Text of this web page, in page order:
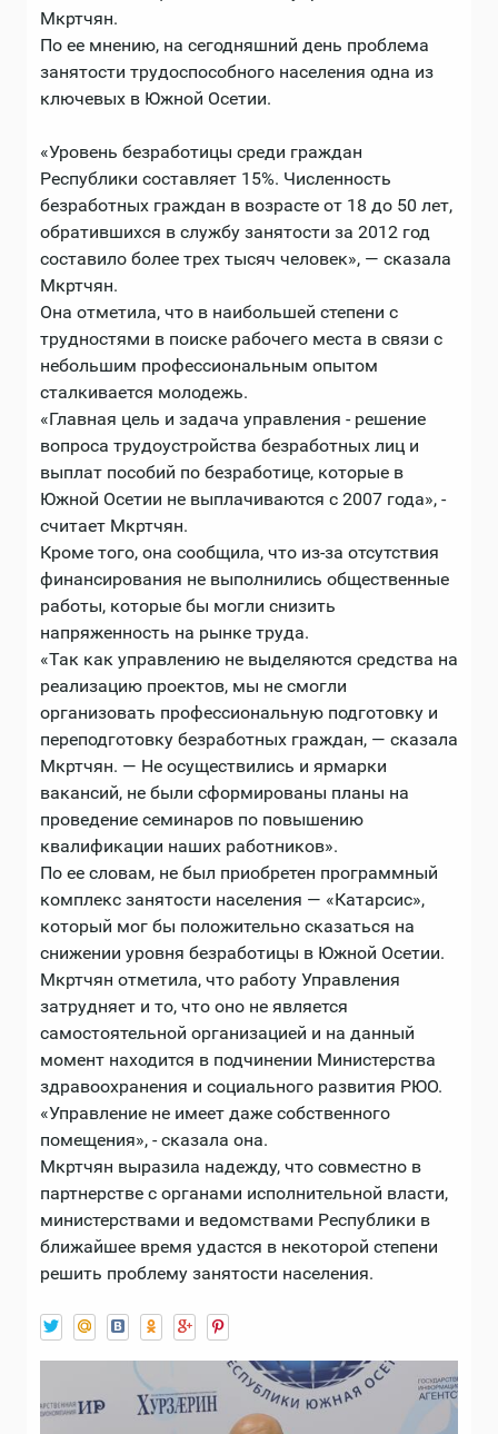
Мкртчян.
По ее мнению, на сегодняшний день проблема
занятости трудоспособного населения одна из
ключевых в Южной Осетии.
«Уровень безработицы среди граждан
Республики составляет 15%. Численность
безработных граждан в возрасте от 18 до 50 лет,
обратившихся в службу занятости за 2012 год
составило более трех тысяч человек», — сказала
Мкртчян.
Она отметила, что в наибольшей степени с
трудностями в поиске рабочего места в связи с
небольшим профессиональным опытом
сталкивается молодежь.
«Главная цель и задача управления - решение
вопроса трудоустройства безработных лиц и
выплат пособий по безработице, которые в
Южной Осетии не выплачиваются с 2007 года», -
считает Мкртчян.
Кроме того, она сообщила, что из-за отсутствия
финансирования не выполнились общественные
работы, которые бы могли снизить
напряженность на рынке труда.
«Так как управлению не выделяются средства на
реализацию проектов, мы не смогли
организовать профессиональную подготовку и
переподготовку безработных граждан, — сказала
Мкртчян. — Не осуществились и ярмарки
вакансий, не были сформированы планы на
проведение семинаров по повышению
квалификации наших работников».
По ее словам, не был приобретен программный
комплекс занятости населения ― «Катарсис»,
который мог бы положительно сказаться на
снижении уровня безработицы в Южной Осетии.
Мкртчян отметила, что работу Управления
затрудняет и то, что оно не является
самостоятельной организацией и на данный
момент находится в подчинении Министерства
здравоохранения и социального развития РЮО.
«Управление не имеет даже собственного
помещения», - сказала она.
Мкртчян выразила надежду, что совместно в
партнерстве с органами исполнительной власти,
министерствами и ведомствами Республики в
ближайшее время удастся в некоторой степени
решить проблему занятости населения.